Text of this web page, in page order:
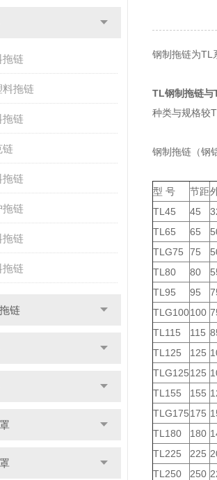
拖链
料拖链
拖链
链
拖链
拖链
拖链
拖链
链
钢制拖链为TL
TL钢制拖链与
种类与规格较
钢制拖链（钢
型 号 节距
TL45
45
TL65
65
TLG75
75
TL80
80
TL95
95
TLG100100
TL115
115
TL125
125
TLG125125
TL155
155
TLG175175
TL180
180
TL225
225
TL250
250